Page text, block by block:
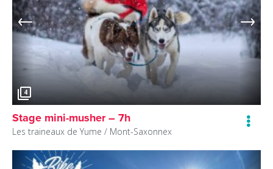
4
Stage mini-musher – 7h
Les traineaux de Yume / Mont-Saxonnex